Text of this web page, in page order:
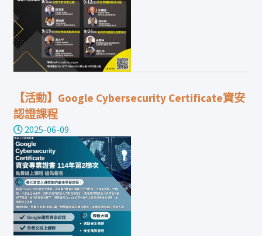
【活動】Google Cybersecurity Certificate資安
認證課程
2025-06-09